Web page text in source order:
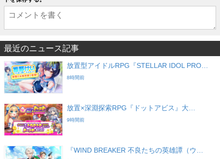
最近のニュース記事
放置型アイドルRPG『STELLAR IDOL PRO…
8時間前
放置×深淵探索RPG『ドットアビス』大…
9時間前
『WIND BREAKER 不良たちの英雄譚（ウ…